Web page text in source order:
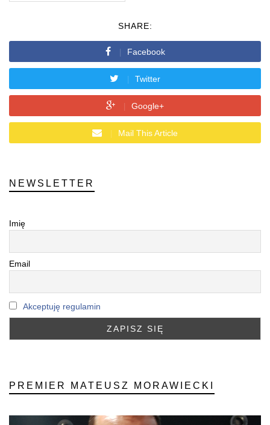
SHARE:
Facebook
Twitter
Google+
Mail This Article
NEWSLETTER
Imię
Email
Akceptuję regulamin
PREMIER MATEUSZ MORAWIECKI